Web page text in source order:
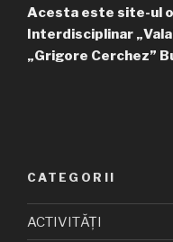
Acesta este site-ul
Interdisciplinar
„Grigore Cerchez”
CATEGORII
ACTIVITĂȚI